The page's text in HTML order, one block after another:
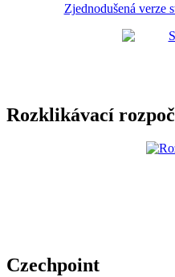
Zjednodušená verze
Rozklikávací
Czechpoint